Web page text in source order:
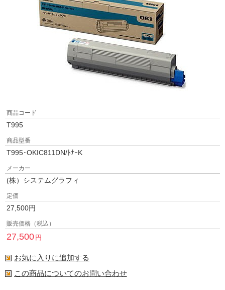
商品コード
T995
商品型番
T995･OKIC811DN/ﾄﾅｰK
メーカー
(株）システムグラフィ
定価
27,500円
販売価格（税込）
27,500 円
お気に入りに追加する
この商品についてのお問い合わせ